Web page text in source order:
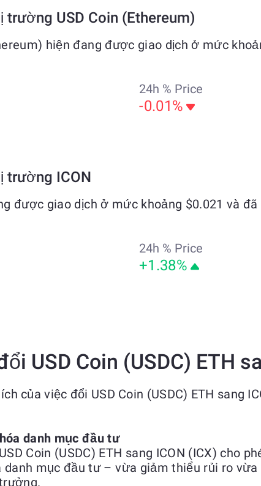
trường USD Coin (Ethereum)
hiện đang được giao dịch ở mức
24h % Price
-0.01%
trường ICON
được giao dịch ở mức khoảng $0.021 và
24h % Price
+1.38%
USD Coin (USDC) ETH
của việc đổi USD Coin (USDC) ETH sang
danh mục đầu tư
Coin (USDC) ETH sang ICON (ICX) cho
danh mục đầu tư – vừa giảm thiểu rủi ro